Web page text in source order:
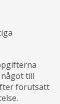
till
förutsatt